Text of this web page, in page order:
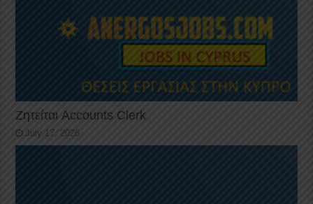
Ζητείται Accounts Clerk
July 17, 2026